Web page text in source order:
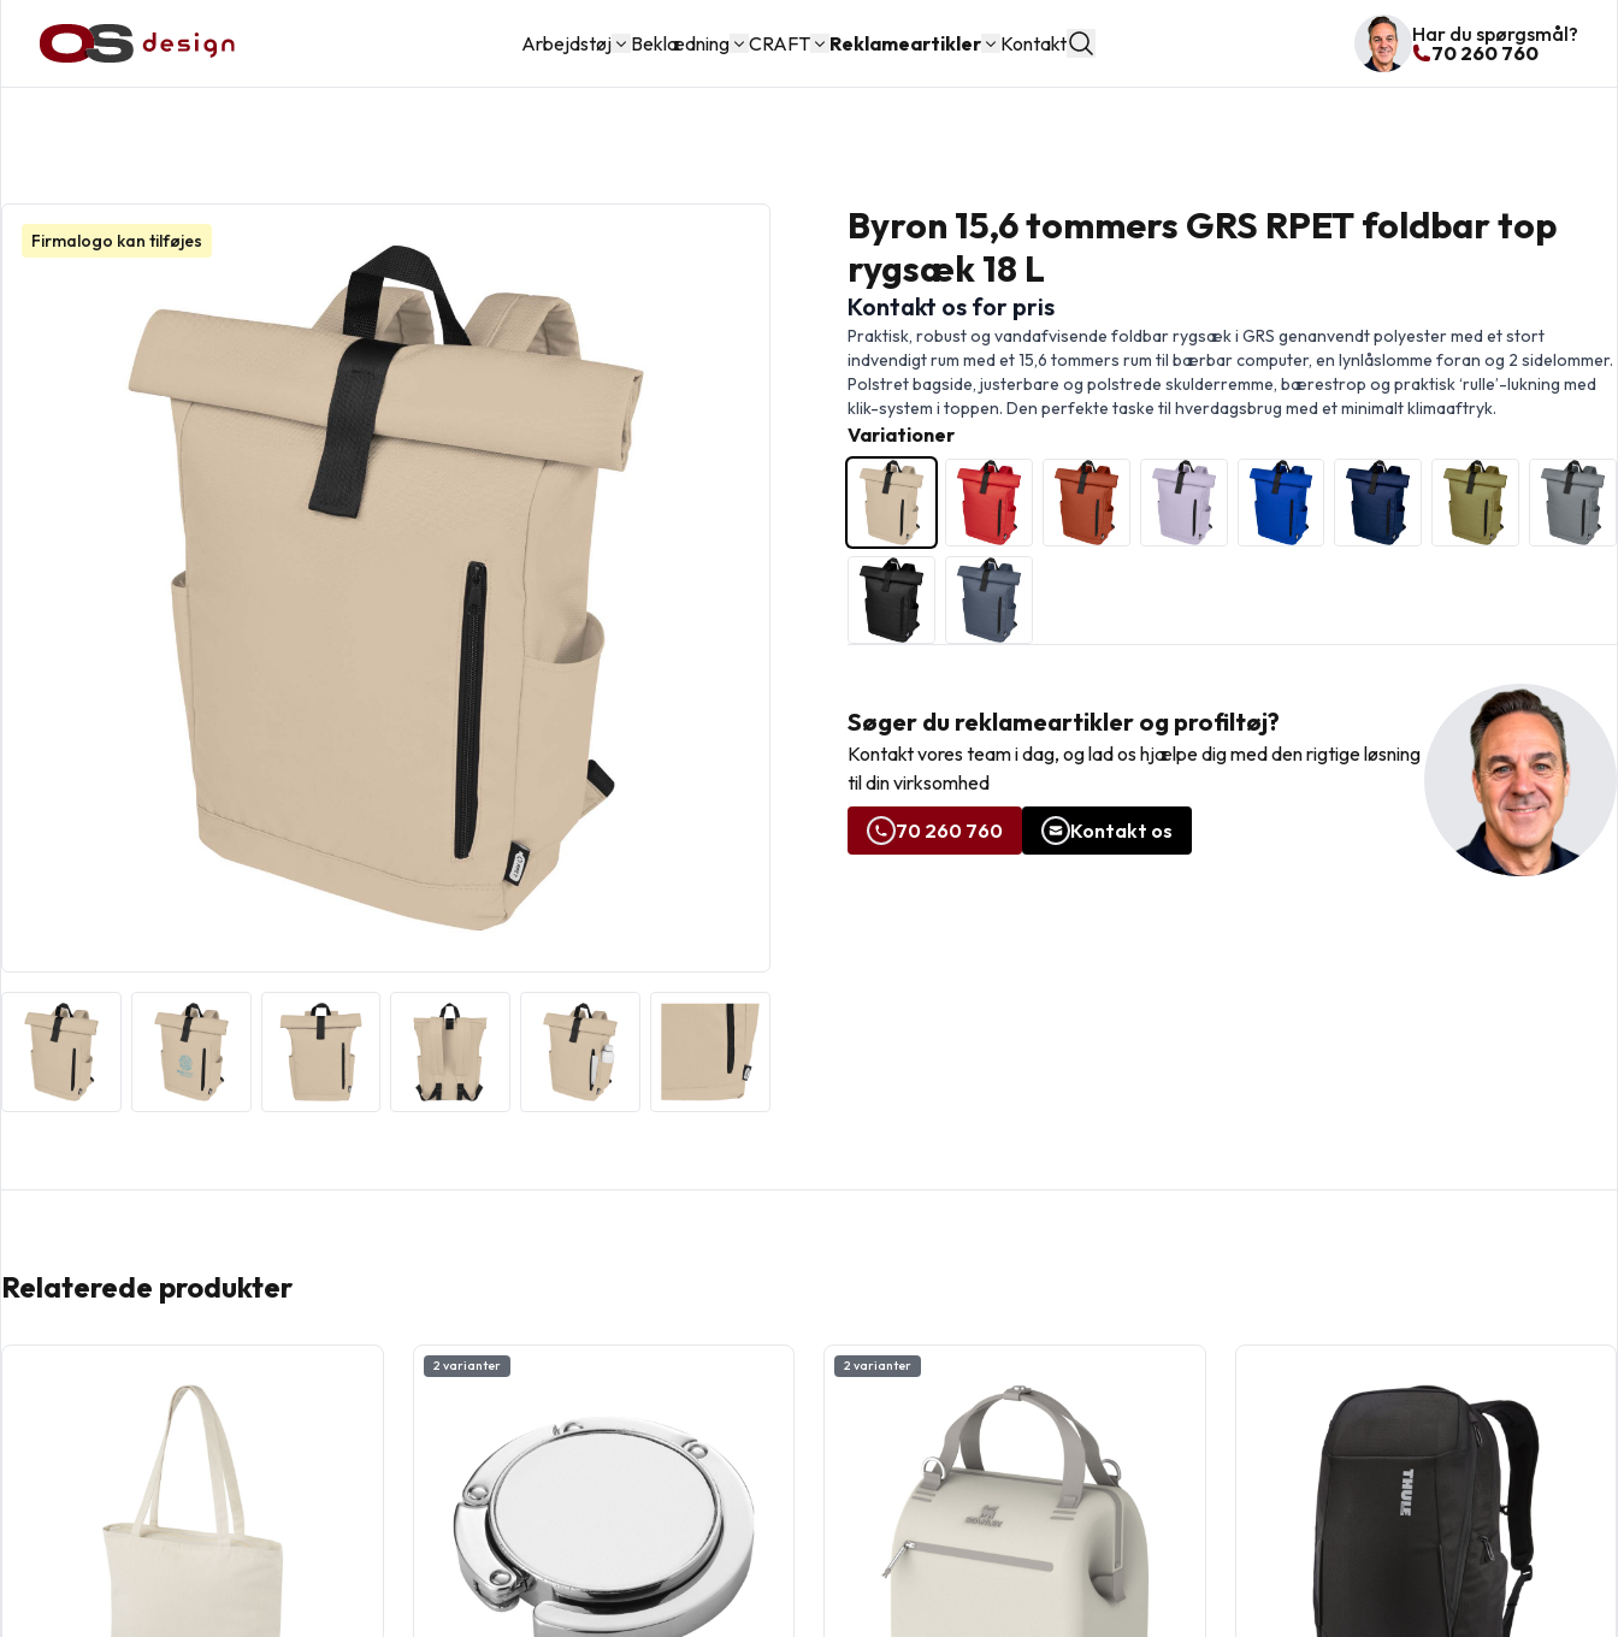
Arbejdstøj Beklædning CRAFT Reklameartikler Kontakt
Har du spørgsmål?
70 260 760
Firmalogo kan tilføjes
Byron 15,6 tommers GRS RPET foldbar top
rygsæk 18 L
Kontakt os for pris
Praktisk, robust og vandafvisende foldbar rygsæk i GRS genanvendt polyester med et stort
indvendigt rum med et 15,6 tommers rum til bærbar computer, en lynlåslomme foran og 2 sidelommer.
Polstret bagside, justerbare og polstrede skulderremme, bærestrop og praktisk ‘rulle’-lukning med
klik-system i toppen. Den perfekte taske til hverdagsbrug med et minimalt klimaaftryk.
Variationer
Søger du reklameartikler og profiltøj?
Kontakt vores team i dag, og lad os hjælpe dig med den rigtige løsning
til din virksomhed
70 260 760
Kontakt os
Relaterede produkter
2 varianter 2 varianter